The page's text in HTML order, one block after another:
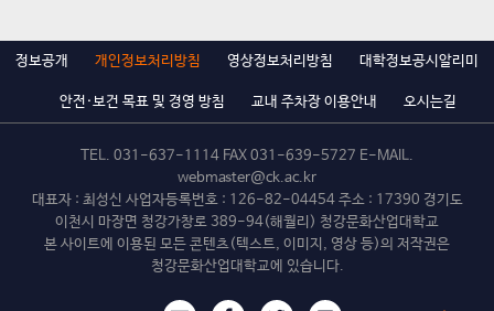
정보공개 개인정보처리방침 영상정보처리방침 대학정보공시알리미
안전·보건 목표 및 경영 방침 교내 주차장 이용안내 오시는길
TEL. 031-637-1114 FAX 031-639-5727 E-MAIL.
webmaster@ck.ac.kr
대표자 : 최성신 사업자등록번호 : 126-82-04454 주소 : 17390 경기도
이천시 마장면 청강가창로 389-94(해월리) 청강문화산업대학교
본 사이트에 이용된 모든 콘텐츠(텍스트, 이미지, 영상 등)의 저작권은
청강문화산업대학교에 있습니다.